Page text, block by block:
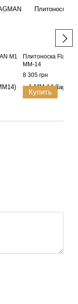
M1
Плитоноска
ММ-14
8 305 грн
Купить